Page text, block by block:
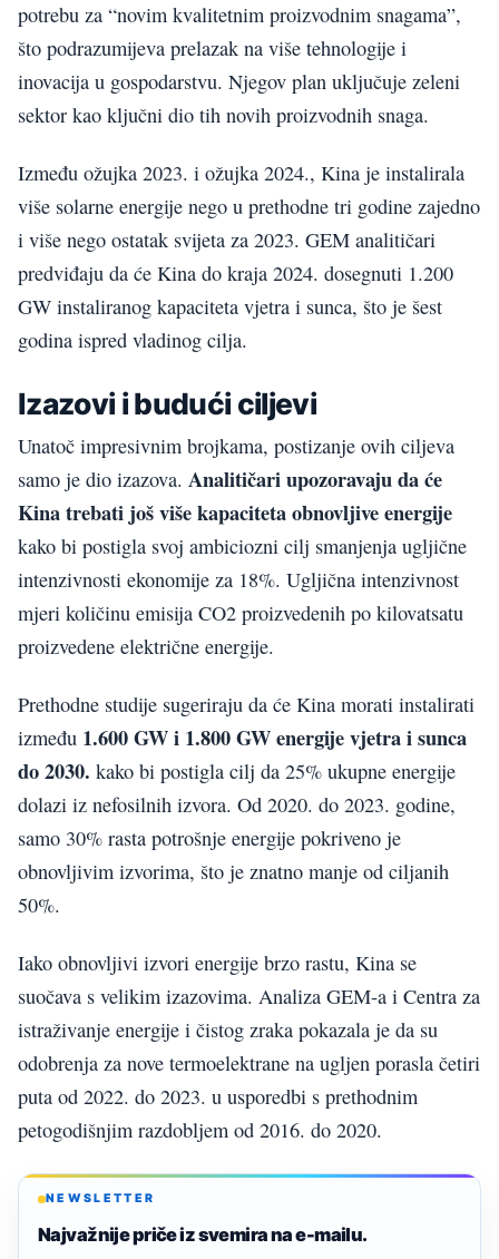
potrebu za “novim kvalitetnim proizvodnim snagama”,
što podrazumijeva prelazak na više tehnologije i
inovacija u gospodarstvu. Njegov plan uključuje zeleni
sektor kao ključni dio tih novih proizvodnih snaga.
Između ožujka 2023. i ožujka 2024., Kina je instalirala
više solarne energije nego u prethodne tri godine zajedno
i više nego ostatak svijeta za 2023. GEM analitičari
predviđaju da će Kina do kraja 2024. dosegnuti 1.200
GW instaliranog kapaciteta vjetra i sunca, što je šest
godina ispred vladinog cilja.
Izazovi i budući ciljevi
Unatoč impresivnim brojkama, postizanje ovih ciljeva
samo je dio izazova. Analitičari upozoravaju da će
Kina trebati još više kapaciteta obnovljive energije
kako bi postigla svoj ambiciozni cilj smanjenja ugljične
intenzivnosti ekonomije za 18%. Ugljična intenzivnost
mjeri količinu emisija CO2 proizvedenih po kilovatsatu
proizvedene električne energije.
Prethodne studije sugeriraju da će Kina morati instalirati
između 1.600 GW i 1.800 GW energije vjetra i sunca
do 2030. kako bi postigla cilj da 25% ukupne energije
dolazi iz nefosilnih izvora. Od 2020. do 2023. godine,
samo 30% rasta potrošnje energije pokriveno je
obnovljivim izvorima, što je znatno manje od ciljanih
50%.
Iako obnovljivi izvori energije brzo rastu, Kina se
suočava s velikim izazovima. Analiza GEM-a i Centra za
istraživanje energije i čistog zraka pokazala je da su
odobrenja za nove termoelektrane na ugljen porasla četiri
puta od 2022. do 2023. u usporedbi s prethodnim
petogodišnjim razdobljem od 2016. do 2020.
NEWSLETTER
Najvažnije priče iz svemira na e-mailu.